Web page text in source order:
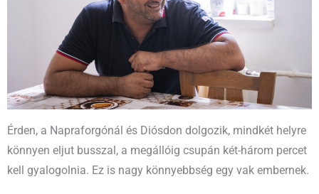
Érden, a Napraforgónál és Diósdon dolgozik, mindkét helyre
könnyen eljut busszal, a megállóig csupán két-három percet
kell gyalogolnia. Ez is nagy könnyebbség egy vak embernek.